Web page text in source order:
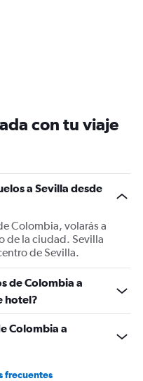
con tu viaje
a Sevilla desde
Colombia, volarás a
de la ciudad. Sevilla
de Sevilla.
de Colombia a
hotel?
Colombia a
frecuentes